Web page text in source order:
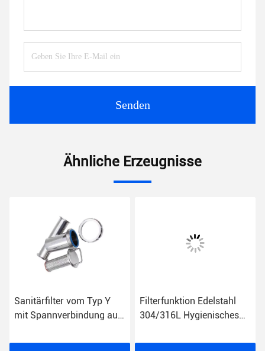
Senden
Ähnliche Erzeugnisse
Sanitärfilter vom Typ Y
mit Spannverbindung aus
Filterfunktion Edelstahl
304/316L Hygienisches
Endverbindungen